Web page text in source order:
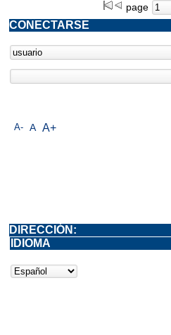
page
A- A A+
CONECTARSE
DIRECCIÓN:
IDIOMA